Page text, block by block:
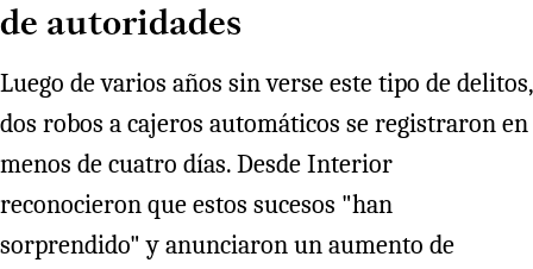
de autoridades
Luego de varios años sin verse este tipo de delitos,
dos robos a cajeros automáticos se registraron en
menos de cuatro días. Desde Interior
reconocieron que estos sucesos "han
sorprendido" y anunciaron un aumento de